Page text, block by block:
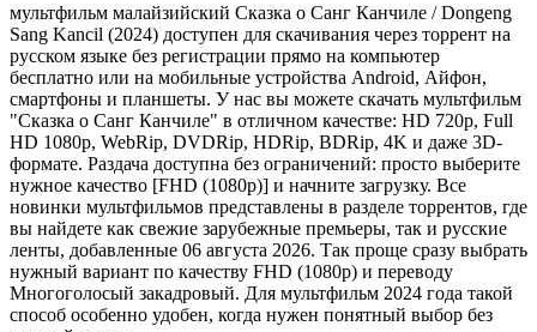
мультфильм малайзийский Сказка о Санг Канчиле / Dongeng
Sang Kancil (2024) доступен для скачивания через торрент на
русском языке без регистрации прямо на компьютер
бесплатно или на мобильные устройства Android, Айфон,
смартфоны и планшеты. У нас вы можете скачать мультфильм
"Сказка о Санг Канчиле" в отличном качестве: HD 720p, Full
HD 1080p, WebRip, DVDRip, HDRip, BDRip, 4K и даже 3D-
формате. Раздача доступна без ограничений: просто выберите
нужное качество [FHD (1080p)] и начните загрузку. Все
новинки мультфильмов представлены в разделе торрентов, где
вы найдете как свежие зарубежные премьеры, так и русские
ленты, добавленные 06 августа 2026. Так проще сразу выбрать
нужный вариант по качеству FHD (1080p) и переводу
Многоголосый закадровый. Для мультфильм 2024 года такой
способ особенно удобен, когда нужен понятный выбор без